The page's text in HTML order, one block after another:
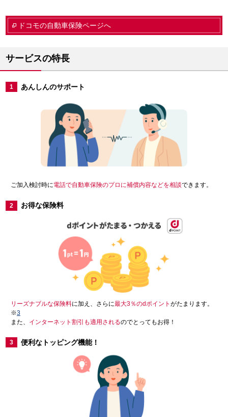
ドコモの自動車保険ページへ
サービスの特長
1 あんしんのサポート
ご加入検討時に電話で自動車保険のプロに補償内容などを相談できます。
2 お得な保険料
リーズナブルな保険料に加え、さらに最大3％のdポイント がたまります。
※3
また、 インターネット割引も適用されるのでとってもお得！
3 便利なトッピング機能！